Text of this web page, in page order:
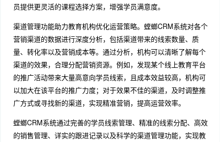
员提供更灵活的课程选择方案，增强学员满意度。
渠道管理功能助力教育机构优化运营策略。螳螂CRM系统对各个
营销渠道的数据进行深度分析，包括渠道带来的线索数量、质
量、转化率以及营销成本等。通过分析，机构可以清晰了解每个
渠道的效果，合理分配营销资源。例如，发现某个线上教育平台
的推广活动带来大量高意向学员线索，且成本效益较高，机构可
以加大在该平台的推广力度；对于效果不佳的渠道，及时调整推
广方式或寻找新的渠道，实现精准营销，提高运营效率。
螳螂CRM系统通过完善的学员线索管理、精准的线索分配、高效
的销售管理、详实的跟进记录以及科学的渠道管理功能，实现教